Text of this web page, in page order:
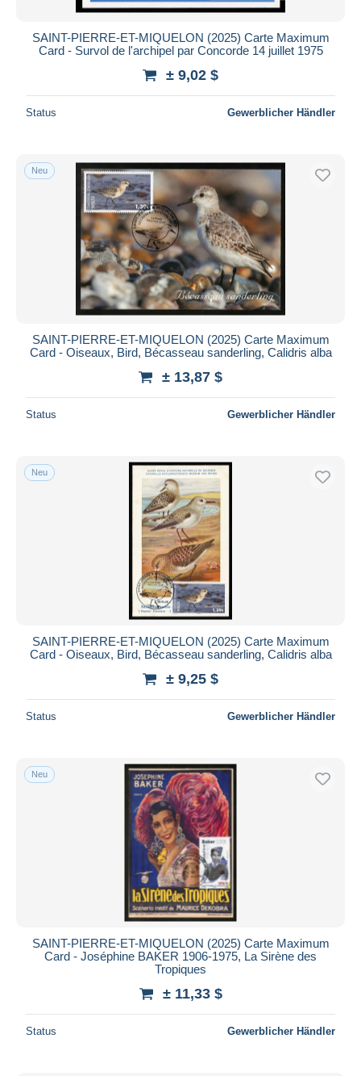
SAINT-PIERRE-ET-MIQUELON (2025) Carte Maximum
Card - Survol de l'archipel par Concorde 14 juillet 1975
± 9,02 $
Status Gewerblicher Händler
Neu
SAINT-PIERRE-ET-MIQUELON (2025) Carte Maximum
Card - Oiseaux, Bird, Bécasseau sanderling, Calidris alba
± 13,87 $
Status Gewerblicher Händler
Neu
SAINT-PIERRE-ET-MIQUELON (2025) Carte Maximum
Card - Oiseaux, Bird, Bécasseau sanderling, Calidris alba
± 9,25 $
Status Gewerblicher Händler
Neu
SAINT-PIERRE-ET-MIQUELON (2025) Carte Maximum
Card - Joséphine BAKER 1906-1975, La Sirène des
Tropiques
± 11,33 $
Status Gewerblicher Händler